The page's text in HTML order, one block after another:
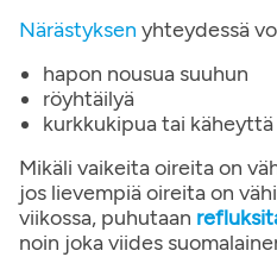
Närästyksen yhteydessä
hapon nousua suuhun
röyhtäilyä
kurkkukipua tai käheyttä
Mikäli vaikeita oireita on
jos lievempiä oireita on
viikossa, puhutaan
noin joka viides